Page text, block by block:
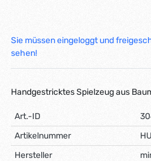
Sie müssen eingeloggt und
sehen!
Handgestricktes Spielzeug aus
Art.-ID
Artikelnummer
Hersteller